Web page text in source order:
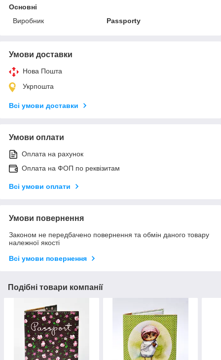
Основні
Виробник
Passporty
Умови доставки
Нова Пошта
Укрпошта
Всі умови доставки
Умови оплати
Оплата на рахунок
Оплата на ФОП по реквізитам
Всі умови оплати
Умови повернення
Законом не передбачено повернення та обмін даного товару
належної якості
Всі умови повернення
Подібні товари компанії